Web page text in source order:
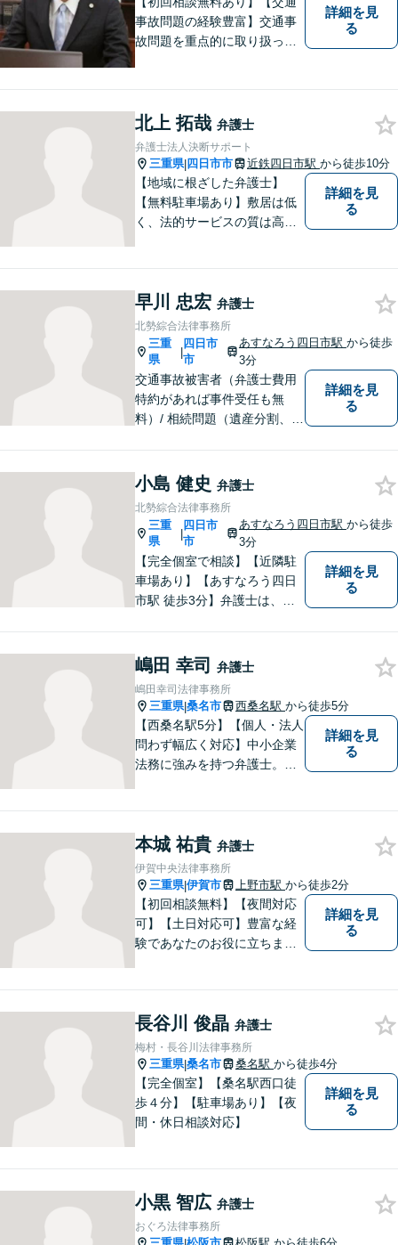
事故問題の経験豊富】交通事
故問題を重点的に取り扱って
いても、あなたの身近な相談
役として、あなたの力になり
ます。
詳細を見
る
北上 拓哉 弁護士
弁護士法人決断サポート
三重県| 四日市市 近鉄四日市駅 から徒歩10分
【地域に根ざした弁護士】
【無料駐車場あり】敷居は低
く、法的サービスの質は高く
題／離婚問題／相続問題／企
業法務など、幅広く対応可
能。【明確な料金体系】どう
ぞご連絡ください。
詳細を見
る
早川 忠宏 弁護士
北勢綜合法律事務所
三重
県
|
四日市
市
あすなろう四日市駅 から徒歩
3分
交通事故被害者（弁護士費用
特約があれば事件受任も無
料）/ 相続問題（遺産分割、遺
詳細を見
る
小島 健史 弁護士
北勢綜合法律事務所
三重
県
|
四日市
市
あすなろう四日市駅 から徒歩
3分
【完全個室で相談】【近隣駐
車場あり】【あすなろう四日
市駅 徒歩3分】弁護士は、依
でも聞いてください。 問題解
決に向かって一緒に頑張りま
しょう。
詳細を見
る
嶋田 幸司 弁護士
嶋田幸司法律事務所
三重県|桑名市 西桑名駅 から徒歩5分
【西桑名駅5分】【個人・法人
問わず幅広く対応】中小企業
法務に強みを持つ弁護士。個
します。お困りごとは、お気
軽にご相談ください。
詳細を見
る
本城 祐貴 弁護士
伊賀中央法律事務所
三重県|伊賀市 上野市駅 から徒歩2分
【初回相談無料】【夜間対応
可】【土日対応可】豊富な経
験であなたのお役に立ちま
詳細を見
る
長谷川 俊晶 弁護士
梅村・長谷川法律事務所
三重県|桑名市 桑名駅 から徒歩4分
【完全個室】【桑名駅西口徒
歩４分】【駐車場あり】【夜
間・休日相談対応】
詳細を見
る
小黒 智広 弁護士
おぐろ法律事務所